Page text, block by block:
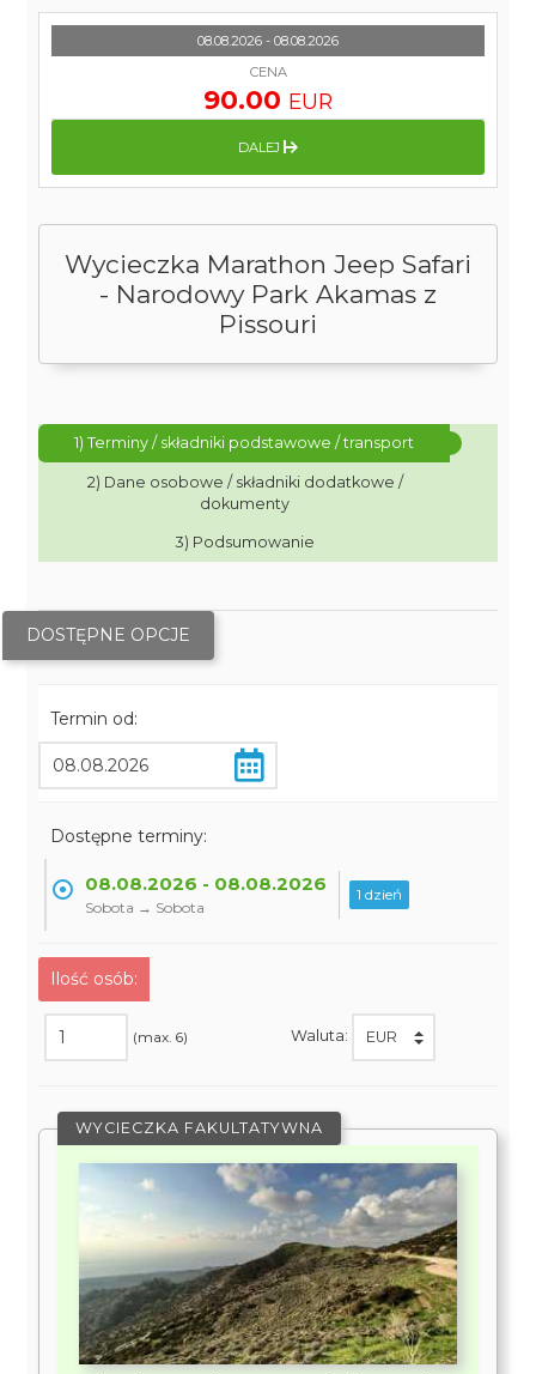
Wycieczka Marathon Jeep Safari
- Narodowy Park Akamas z
Pissouri
1) Terminy / składniki podstawowe / transport
2) Dane osobowe / składniki dodatkowe /
dokumenty
3) Podsumowanie
DOSTĘPNE OPCJE
Termin od:
Dostępne terminy:
08.08.2026 - 08.08.2026
Sobota → Sobota
1 dzień
Ilość osób:
(max. 6) Waluta:
WYCIECZKA FAKULTATYWNA
08.08.2026 - 08.08.2026
CENA
90.00 EUR
DALEJ